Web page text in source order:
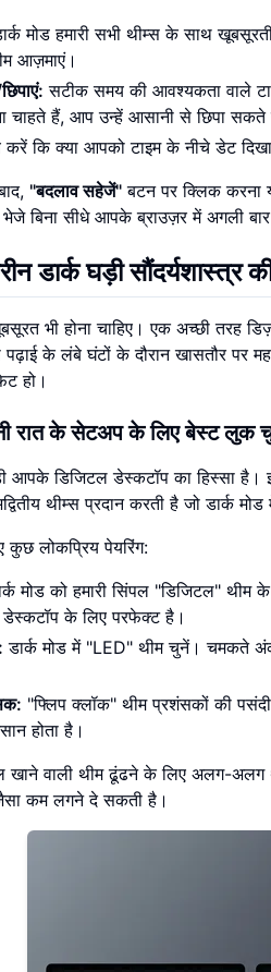
मोड हमारी सभी थीम्स के साथ
आज़माएं।
सटीक समय की आवश्यकता वाले
चाहते हैं, आप उन्हें आसानी से छिपा सकते
कि क्या आपको टाइम के नीचे डेट
"बदलाव सहेजें" बटन पर क्लिक करना
बिना सीधे आपके ब्राउज़र में अगली बार
डार्क घड़ी सौंदर्यशास्त्र
भी होना चाहिए। एक अच्छी तरह
के लंबे घंटों के दौरान खासतौर पर
हो।
रात के सेटअप के लिए बेस्ट लुक
डिजिटल डेस्कटॉप का हिस्सा है।
थीम्स प्रदान करती है जो डार्क
कुछ लोकप्रिय पेयरिंग:
मोड को हमारी सिंपल "डिजिटल"
डेस्कटॉप के लिए परफेक्ट है।
डार्क मोड में "LED" थीम चुनें। चमकते
"फ्लिप क्लॉक" थीम प्रशंसकों की
होता है।
खाने वाली थीम ढूंढने के लिए अलग-
कम लगने दे सकती है।